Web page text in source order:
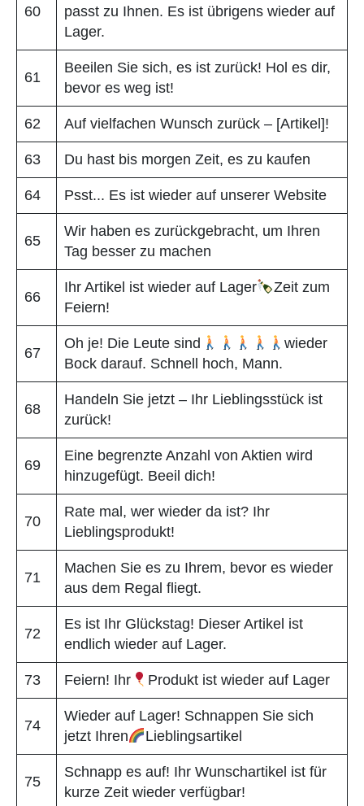
60
passt zu Ihnen. Es ist übrigens wieder auf
Lager.
61
Beeilen Sie sich, es ist zurück! Hol es dir,
bevor es weg ist!
62 Auf vielfachen Wunsch zurück – [Artikel]!
63 Du hast bis morgen Zeit, es zu kaufen
64 Psst... Es ist wieder auf unserer Website
65
Wir haben es zurückgebracht, um Ihren
Tag besser zu machen
66
Ihr Artikel ist wieder auf Lager
Zeit zum
Feiern!
67
Oh je! Die Leute sind
wieder
Bock darauf. Schnell hoch, Mann.
68
Handeln Sie jetzt – Ihr Lieblingsstück ist
zurück!
69
Eine begrenzte Anzahl von Aktien wird
hinzugefügt. Beeil dich!
70
Rate mal, wer wieder da ist? Ihr
Lieblingsprodukt!
71
Machen Sie es zu Ihrem, bevor es wieder
aus dem Regal fliegt.
72
Es ist Ihr Glückstag! Dieser Artikel ist
endlich wieder auf Lager.
73 Feiern! Ihr Produkt ist wieder auf Lager
74
Wieder auf Lager! Schnappen Sie sich
jetzt Ihren
Lieblingsartikel
75
Schnapp es auf! Ihr Wunschartikel ist für
kurze Zeit wieder verfügbar!